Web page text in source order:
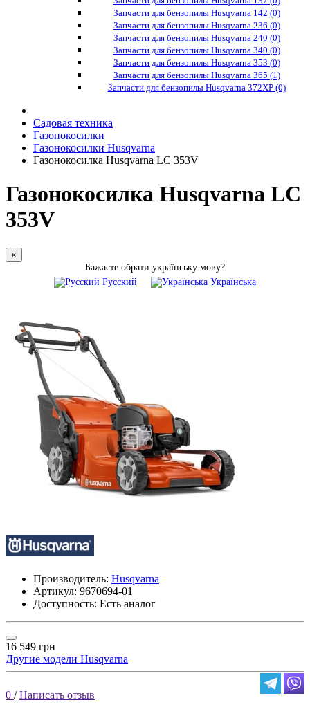
Запчасти для бензопилы Husqvarna 142 (0)
Запчасти для бензопилы Husqvarna 236 (0)
Запчасти для бензопилы Husqvarna 240 (0)
Запчасти для бензопилы Husqvarna 340 (0)
Запчасти для бензопилы Husqvarna 353 (0)
Запчасти для бензопилы Husqvarna 365 (1)
Запчасти для бензопилы Husqvarna 372XP (0)
Садовая техника
Газонокосилки
Газонокосилки Husqvarna
Газонокосилка Husqvarna LC 353V
Газонокосилка Husqvarna LC
353V
×
Бажаєте обрати українську мову?
Русский
Українська
Производитель: Husqvarna
Артикул: 9670694-01
Доступность: Есть аналог
16 549 грн
Другие модели Husqvarna
0 /Написать отзыв